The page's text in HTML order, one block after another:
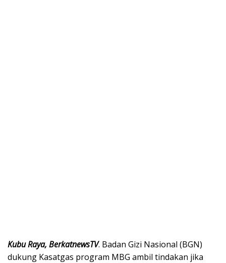
Kubu Raya, BerkatnewsTV. Badan Gizi Nasional (BGN)
dukung Kasatgas program MBG ambil tindakan jika